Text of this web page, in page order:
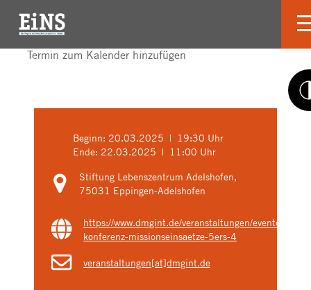
Termin zum Kalender hinzufügen
Beginn: 20.03.2025 | 19:30 Uhr
Ende: 22.03.2025 | 11:00 Uhr
Stiftung Lebenszentrum Adelshofen,
75031 Eppingen-Adelshofen
https://www.dmgint.de/veranstaltungen/eventdetails/
konferenz-missionseinsaetze-5ers-4
veranstaltungen[at]dmgint.de